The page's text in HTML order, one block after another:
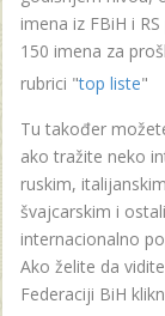
imena iz FBiH i
150 imena za
rubrici "top liste"
Tu također
ako tražite neko
ruskim,
švajcarskim i
internacionalno
Ako želite da
Federaciji BiH